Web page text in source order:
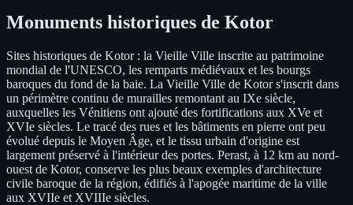
Monuments historiques de Kotor
Sites historiques de Kotor : la Vieille Ville inscrite au patrimoine
mondial de l'UNESCO, les remparts médiévaux et les bourgs
baroques du fond de la baie. La Vieille Ville de Kotor s'inscrit dans
un périmètre continu de murailles remontant au IXe siècle,
auxquelles les Vénitiens ont ajouté des fortifications aux XVe et
XVIe siècles. Le tracé des rues et les bâtiments en pierre ont peu
évolué depuis le Moyen Âge, et le tissu urbain d'origine est
largement préservé à l'intérieur des portes. Perast, à 12 km au nord-
ouest de Kotor, conserve les plus beaux exemples d'architecture
civile baroque de la région, édifiés à l'apogée maritime de la ville
aux XVIIe et XVIIIe siècles.